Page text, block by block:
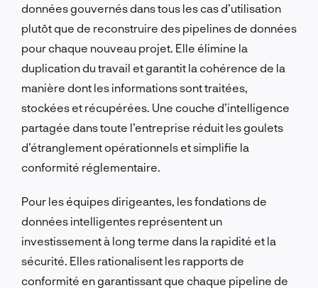
données gouvernés dans tous les cas d’utilisation
plutôt que de reconstruire des pipelines de données
pour chaque nouveau projet. Elle élimine la
duplication du travail et garantit la cohérence de la
manière dont les informations sont traitées,
stockées et récupérées. Une couche d’intelligence
partagée dans toute l’entreprise réduit les goulets
d’étranglement opérationnels et simplifie la
conformité réglementaire.
Pour les équipes dirigeantes, les fondations de
données intelligentes représentent un
investissement à long terme dans la rapidité et la
sécurité. Elles rationalisent les rapports de
conformité en garantissant que chaque pipeline de